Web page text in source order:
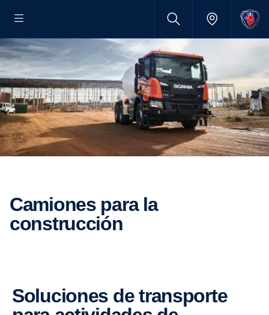
Camiones para la
construcción
Soluciones de transporte